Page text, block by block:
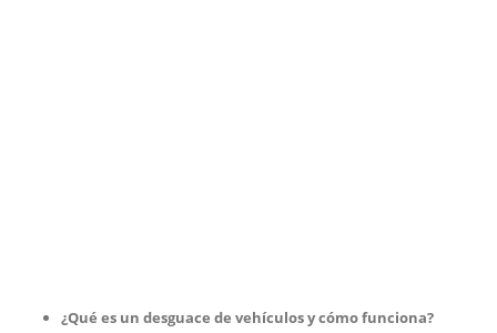
¿Qué es un desguace de vehículos y cómo funciona?